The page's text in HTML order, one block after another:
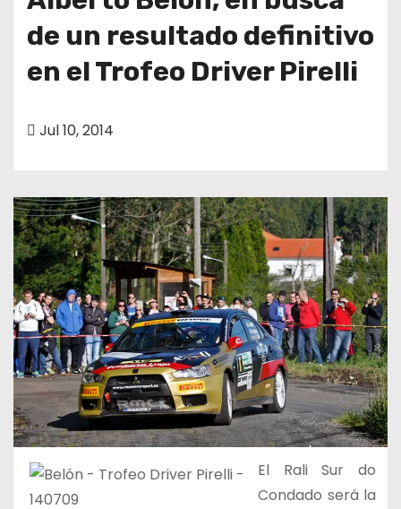
de un resultado definitivo
en el Trofeo Driver Pirelli
Jul 10, 2014
El Rali Sur do
Condado será la